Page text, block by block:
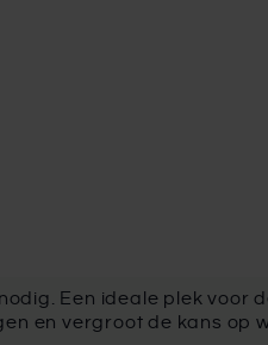
Een ideale plek voor
en vergroot de kans op